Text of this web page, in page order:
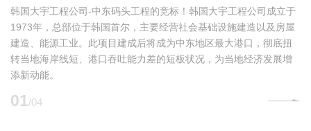
韩国大宇工程公司-中东码头工程的竞标！韩国大宇工程公司成立于
1973年，总部位于韩国首尔，主要经营社会基础设施建造以及房屋
建造、能源工业。此项目建成后将成为中东地区最大港口，彻底扭
转当地海岸线短、港口吞吐能力差的短板状况，为当地经济发展增
添新动能。
01/04